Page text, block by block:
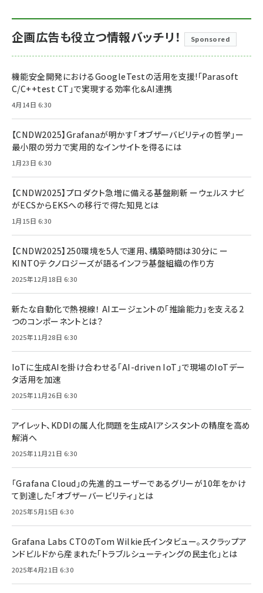
企画広告も役立つ情報バッチリ！ Sponsored
機能安全開発におけるGoogleTestの活用を支援!「Parasoft
C/C++test CT」で実現する効率化＆AI連携
4月14日 6:30
【CNDW2025】Grafanaが明かす「オブザーバビリティの哲学」ー
最小限の労力で実用的なインサイトを得るには
1月23日 6:30
【CNDW2025】プロダクト急増に備える基盤刷新 ーウェルスナビ
がECSからEKSへの移行で得た知見とは
1月15日 6:30
【CNDW2025】250環境を5人で運用、構築時間は30分に ー
KINTOテクノロジーズが語るインフラ基盤組織の作り方
2025年12月18日 6:30
新たな自動化で熱視線！ AIエージェントの「推論能力」を支える2
つのコンポーネントとは？
2025年11月28日 6:30
IoTに生成AIを掛け合わせる「AI-driven IoT」で現場のIoTデー
タ活用を加速
2025年11月26日 6:30
アイレット、KDDIの属人化問題を生成AIアシスタントの精度を高め
解消へ
2025年11月21日 6:30
「Grafana Cloud」の先進的ユーザーであるグリーが10年をかけ
て到達した「オブザーバービリティ」とは
2025年5月15日 6:30
Grafana Labs CTOのTom Wilkie氏インタビュー。スクラップア
ンドビルドから産まれた「トラブルシューティングの民主化」とは
2025年4月21日 6:30